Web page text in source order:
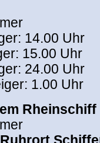
14.00 Uhr
15.00 Uhr
24.00 Uhr
1.00 Uhr
Rheinschiff